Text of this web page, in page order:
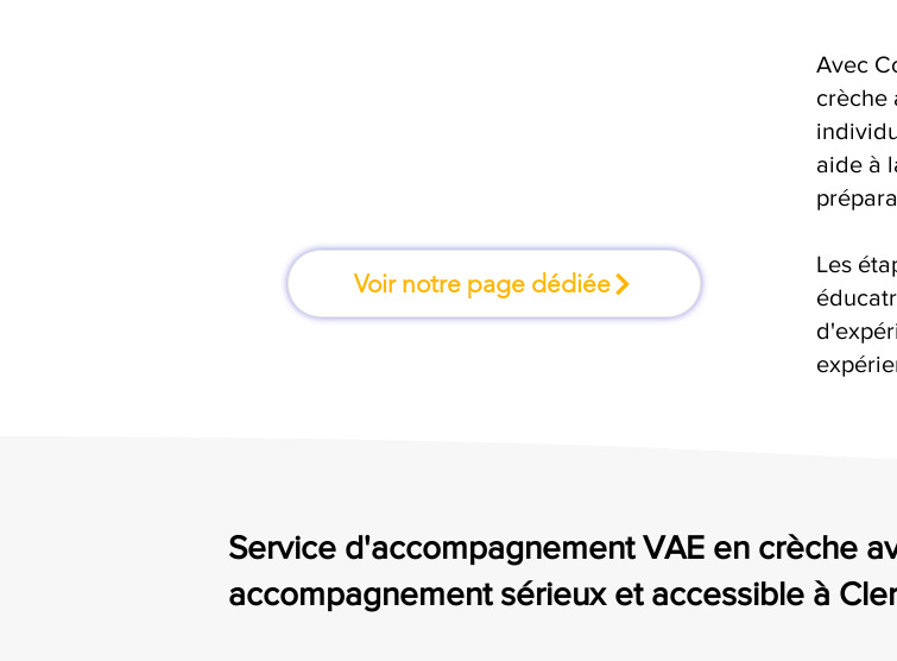
Voir notre page dédiée
Avec
crèche
aide à
Les
Service d'accompagnement VAE en crèche
accompagnement sérieux et accessible à